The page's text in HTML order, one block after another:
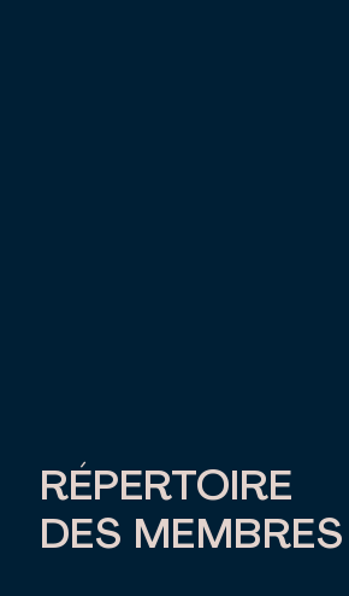
RÉPERTOIRE
DES MEMBRES